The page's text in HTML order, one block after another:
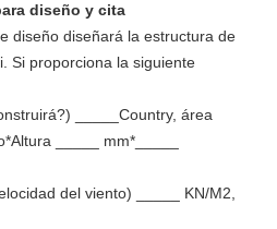
diseño y cita
diseño diseñará la estructura de
Si proporciona la siguiente
_____Country, área
_____ mm*_____
del viento) _____ KN/M2,